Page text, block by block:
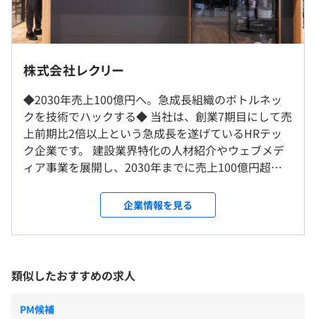
【技術スタック】
少数精鋭で圧倒的な成果を出すため、AI開発支援ツールの
検証・導入に非常に積極的です。新しいツールやワークフ
ローの提案は大歓迎で、必要に応じてすぐに予算化・導入
を行う土壌があります。
■バックエンド
■インフラ・クラウド
◎リモート勤務可（ 週2回まで）
就業場所の変更範囲
＜雇入時＞
東京本社、および自宅
＜変更範囲＞
会社の定める場所（テレワークをおこなう場所を含む）
受動喫煙防止措置に関する事項
（※想定年収 は年収提示額を保証するものではありません）
9:00～18:00 （所定労働時間：8時間）
◎業務時間内のテックブログ執筆OK！
休憩時間：60分
平均残業時間：平均40時間程度／月
・年末年始休暇
・GW休暇
株式会社レクリー
◆2030年売上100億円へ。急成長組織のボトルネッ
クを技術でハックする◆ 当社は、創業7期目にして売
上前期比2倍以上という急成長を遂げているHRテッ
ク企業です。 建設業界特化の人材紹介やウェブメデ
ィア事業を展開し、2030年までに売上100億円超を
す。 今回の募集は、単なる「開発組織の増員」では
ありません。 事業の急拡大に伴い、社内CRMや営業
支援ツール等の構造改革が最優先の経営課題となっ
ブリー建設 ジョブリー建設は業界トップクラスの実
績を誇る建設専門の人材サービスです。施工管理技
士・建築士をはじめとした「有資格者」の登録者数
企業情報を見る
類似したおすすめの求人
PM候補